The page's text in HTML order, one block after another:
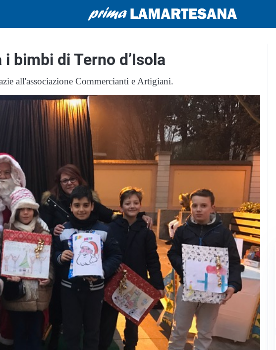
bimbi di Terno d’Isola
all'associazione Commercianti e Artigiani.